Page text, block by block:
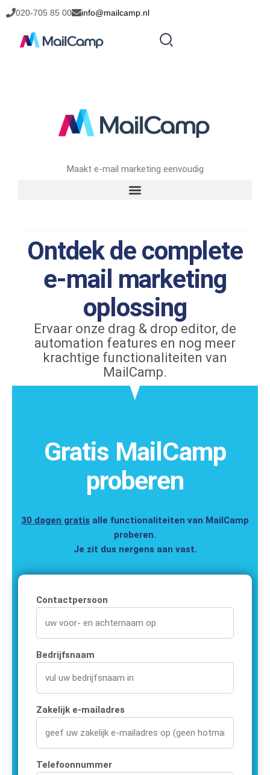
020-705 85 00 info@mailcamp.nl
Maakt e-mail marketing eenvoudig
Ontdek de complete
e-mail marketing
oplossing
Ervaar onze drag & drop editor, de
automation features en nog meer
krachtige functionaliteiten van
MailCamp.
Gratis MailCamp
proberen
30 dagen gratis alle functionaliteiten van MailCamp
proberen.
Je zit dus nergens aan vast.
Contactpersoon
Bedrijfsnaam
Zakelijk e-mailadres
Telefoonnummer